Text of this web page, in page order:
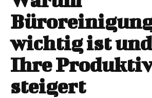
wichtig ist
Ihre
steigert